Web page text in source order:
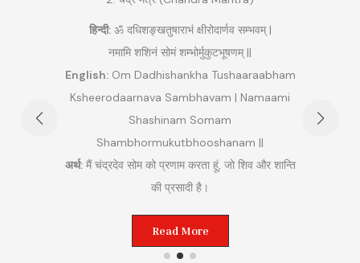
ॐ दधिशङ्खतुषाराभं क्षीरोदार्णव सम्भवम् |
शशिनं सोमं शम्भोर्मुकुटभूषणम् ||
Dadhishankha Tushaaraabham
Sambhavam | Namaami
Shashinam Somam
||
सोम को प्रणाम करता हूं, जो शिव और शान्ति
हिन्दी:
English:
Mahaabhaagaaya
अर्थ:मैं मंगल ग्रह को प्रणाम